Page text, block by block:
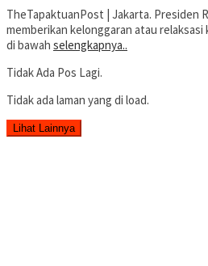
TheTapaktuanPost | Jakarta. Presiden
memberikan kelonggaran atau
di bawah selengkapnya..
Tidak Ada Pos Lagi.
Tidak ada laman yang di load.
Lihat Lainnya